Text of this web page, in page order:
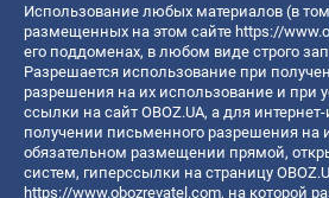
Использование любых материалов (в
размещенных на этом сайте https://
его поддоменах, в любом виде строго
Разрешается использование при
разрешения на их использование и при
ссылки на сайт OBOZ.UA, а для
получении письменного разрешения на
обязательном размещении прямой,
систем, гиперссылки на страницу
https://www.obozrevatel.com, на которой